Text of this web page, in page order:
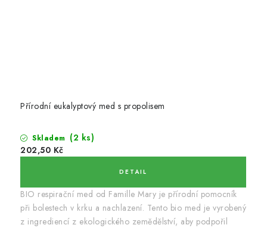
Přírodní eukalyptový med s propolisem
Skladem (2 ks)
202,50 Kč
BIO respirační med od Famille Mary je přírodní pomocník
při bolestech v krku a nachlazení. Tento bio med je vyrobený
z ingrediencí z ekologického zemědělství, aby podpořil